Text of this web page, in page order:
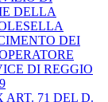
DELLA
DEI
DI REGGIO
ART. 71 DEL D.